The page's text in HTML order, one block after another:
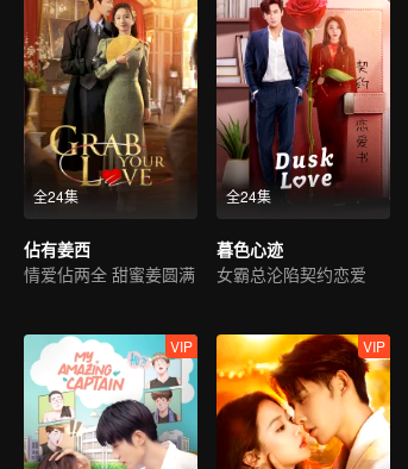
全24集
佔有姜西
情爱佔两全 甜蜜姜圆满
全24集
暮色心迹
女霸总沦陷契约恋爱
VIP VIP